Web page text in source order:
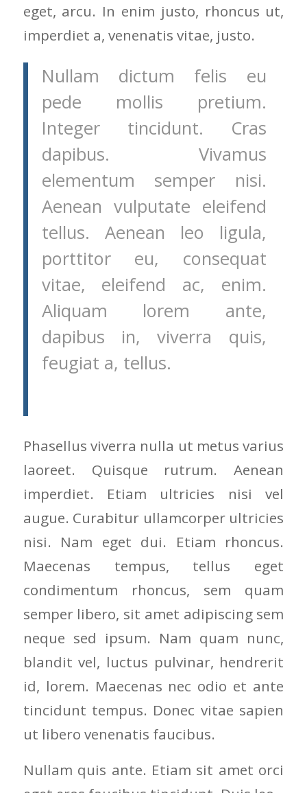
eget, arcu. In enim justo, rhoncus ut,
imperdiet a, venenatis vitae, justo.
Nullam dictum felis eu
pede mollis pretium.
Integer tincidunt. Cras
dapibus. Vivamus
elementum semper nisi.
Aenean vulputate eleifend
tellus. Aenean leo ligula,
porttitor eu, consequat
vitae, eleifend ac, enim.
Aliquam lorem ante,
dapibus in, viverra quis,
feugiat a, tellus.
Phasellus viverra nulla ut metus varius
laoreet. Quisque rutrum. Aenean
imperdiet. Etiam ultricies nisi vel
augue. Curabitur ullamcorper ultricies
nisi. Nam eget dui. Etiam rhoncus.
Maecenas tempus, tellus eget
condimentum rhoncus, sem quam
semper libero, sit amet adipiscing sem
neque sed ipsum. Nam quam nunc,
blandit vel, luctus pulvinar, hendrerit
id, lorem. Maecenas nec odio et ante
tincidunt tempus. Donec vitae sapien
ut libero venenatis faucibus.
Nullam quis ante. Etiam sit amet orci